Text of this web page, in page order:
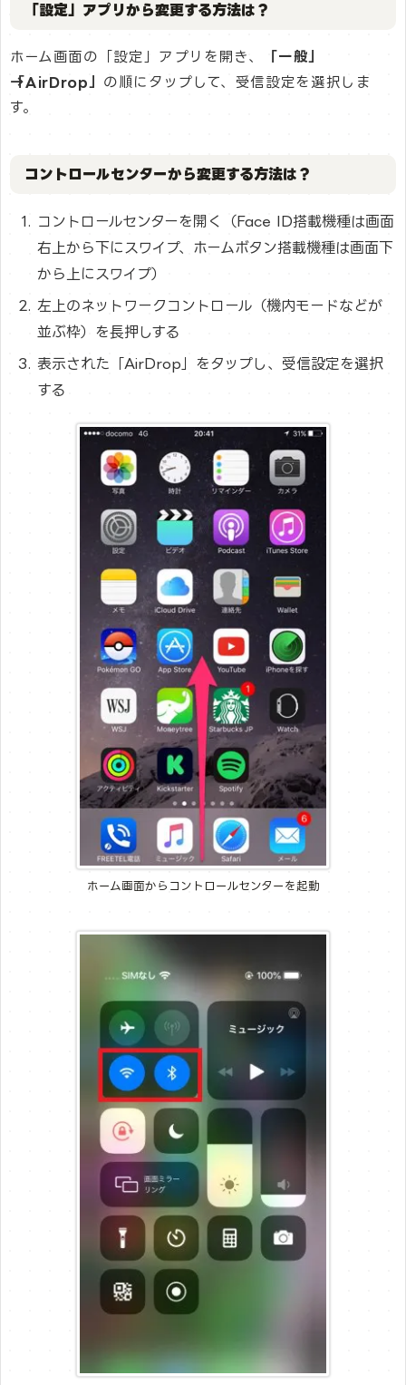
「設定」アプリから変更する方法は？
ホーム画面の「設定」アプリを開き、
「一般」
→「AirDrop」 の順にタップして、受信設定を選択しま
す。
コントロールセンターから変更する方法は？
コントロールセンターを開く（Face ID搭載機種は画面
右上から下にスワイプ、ホームボタン搭載機種は画面下
から上にスワイプ）
左上のネットワークコントロール（機内モードなどが
並ぶ枠）を長押しする
表示された「AirDrop」をタップし、受信設定を選択
する
ホーム画面からコントロールセンターを起動